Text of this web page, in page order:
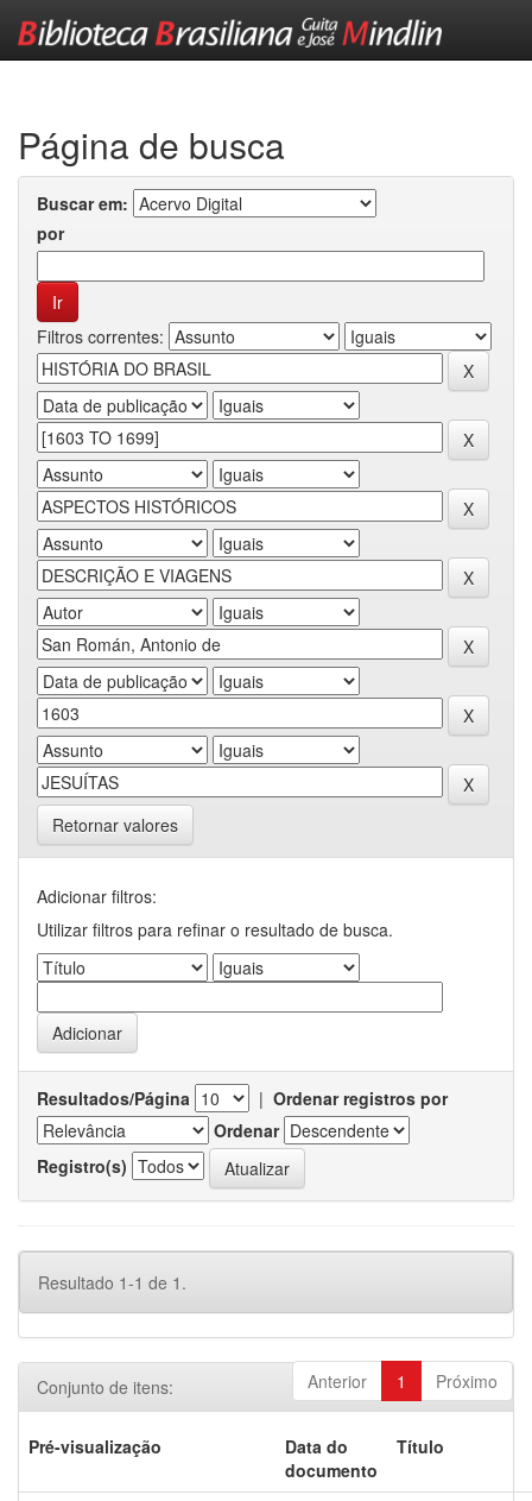
Página de busca
Buscar em:
por
Filtros correntes:
Retornar valores
Adicionar filtros:
Utilizar filtros para refinar o resultado de busca.
Resultados/Página | Ordenar registros por
Ordenar
Registro(s)
Resultado 1-1 de 1.
Anterior 1 Próximo
Conjunto de itens:
Pré-visualização
Data do
documento
Título